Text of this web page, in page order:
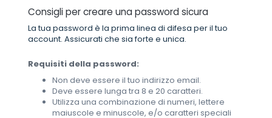
Consigli per creare una password sicura
La tua password è la prima linea di difesa per il tuo
account. Assicurati che sia forte e unica.
Requisiti della password:
Non deve essere il tuo indirizzo email.
Deve essere lunga tra 8 e 20 caratteri.
Utilizza una combinazione di numeri, lettere
maiuscole e minuscole, e/o caratteri speciali